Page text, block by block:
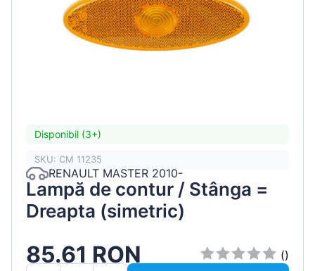
Disponibil (3+)
SKU: CM 11235
RENAULT MASTER 2010-
Lampă de contur / Stânga =
Dreapta (simetric)
85.61 RON
()